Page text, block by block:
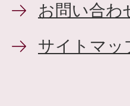
お問い合わ
サイトマッ